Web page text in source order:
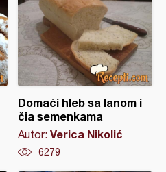
Domaći hleb sa lanom i
čia semenkama
Autor: Verica Nikolić
6279